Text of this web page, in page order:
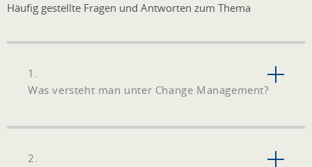
Häufig gestellte Fragen und Antworten zum Thema
1.
Was versteht man unter Change Management?
2.